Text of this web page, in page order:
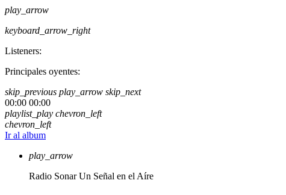
play_arrow
keyboard_arrow_right
Listeners:
Principales oyentes:
skip_previous play_arrow skip_next
00:00 00:00
playlist_play chevron_left
chevron_left
Ir al album
play_arrow
Radio Sonar Un Señal en el Aíre